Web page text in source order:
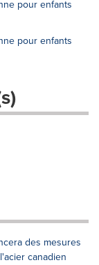
pour enfants
pour enfants
des mesures
canadien